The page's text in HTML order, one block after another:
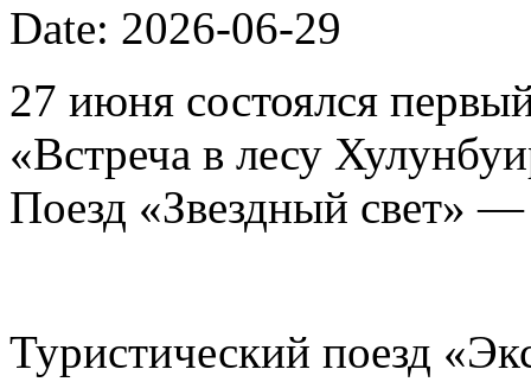
Date: 2026-06-29
27 июня состоялся
«Встреча в лесу
Поезд «Звездный свет»
Туристический поезд